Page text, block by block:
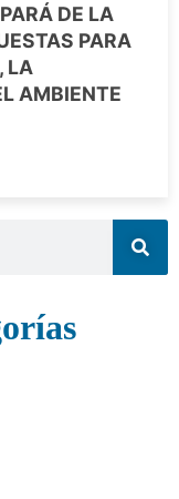
DE LA
PARA
LA
AMBIENTE